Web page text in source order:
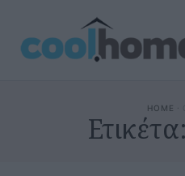
HOME ·
Ετικέτα: